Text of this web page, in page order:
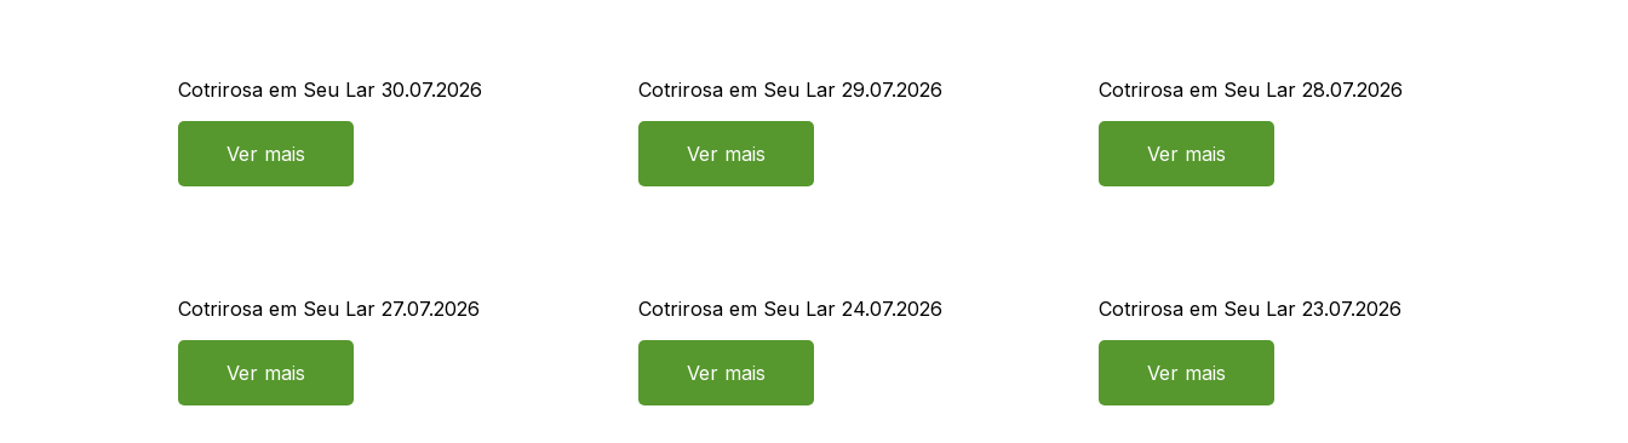
Cotrirosa em Seu Lar 30.07.2026
Ver mais
Cotrirosa em Seu Lar 29.07.2026
Ver mais
Cotrirosa em Seu Lar 28.07.2026
Ver mais
Cotrirosa em Seu Lar 27.07.2026
Ver mais
Cotrirosa em Seu Lar 24.07.2026
Ver mais
Cotrirosa em Seu Lar 23.07.2026
Ver mais